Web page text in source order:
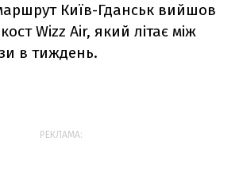
Київ-Гданськ вийшов
Wizz Air, який літає між
в тиждень.
РЕКЛАМА: